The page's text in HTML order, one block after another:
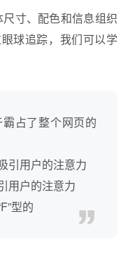
寸、配色和信息组织
球追踪，我们可以学
占了整个网页的
引用户的注意力
用户的注意力
型的